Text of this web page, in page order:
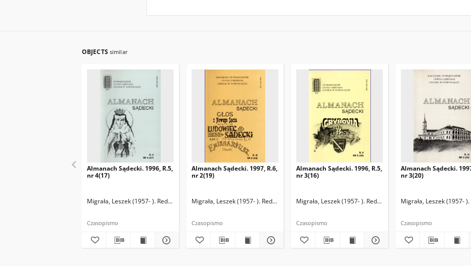
OBJECTS similar
Almanach Sądecki. 1996, R.5,
nr 4(17)
Migrała, Leszek (1957- ). Redaktor naczelny
Czasopismo
Almanach Sądecki. 1997, R.6,
nr 2(19)
Migrała, Leszek (1957- ). Redaktor naczelny
Czasopismo
Almanach Sądecki. 1996, R.5,
nr 3(16)
Migrała, Leszek (1957- ). Redaktor naczelny
Czasopismo
Almanach Sądecki.
nr 3(20)
Migrała, Leszek (1957-
Czasopismo